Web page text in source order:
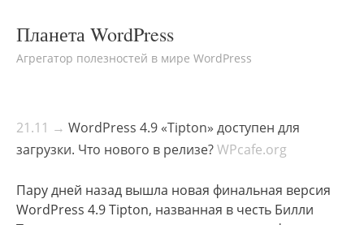
Планета WordPress
Агрегатор полезностей в мире WordPress
21.11 → WordPress 4.9 «Tipton» доступен для
загрузки. Что нового в релизе?WPcafe.org
Пару дней назад вышла новая финальная версия
WordPress 4.9 Tipton, названная в честь Билли